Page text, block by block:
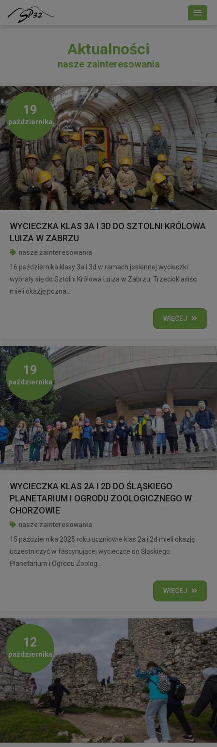
Aktualności
nasze zainteresowania
19
października
WYCIECZKA KLAS 3A I 3D DO SZTOLNI KRÓLOWA
LUIZA W ZABRZU
nasze zainteresowania
16 października klasy 3a i 3d w ramach jesiennej wycieczki
wybrały się do Sztolni Królowa Luiza w Zabrzu. Trzecioklasiści
mieli okazję pozna...
WIĘCEJ
19
października
WYCIECZKA KLAS 2A I 2D DO ŚLĄSKIEGO
PLANETARIUM I OGRODU ZOOLOGICZNEGO W
CHORZOWIE
nasze zainteresowania
15 października 2025 roku uczniowie klas 2a i 2d mieli okazję
uczestniczyć w fascynującej wycieczce do Śląskiego
Planetarium i Ogrodu Zoolog...
WIĘCEJ
12
października